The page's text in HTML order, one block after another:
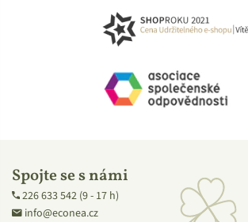
Spojte se s námi
226 633 542 (9 - 17 h)
info@econea.cz